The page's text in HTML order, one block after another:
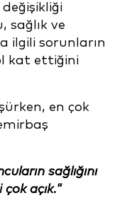
sağlık ve
ilgili sorunların
kat ettiğini
en çok
sağlığını
açık."